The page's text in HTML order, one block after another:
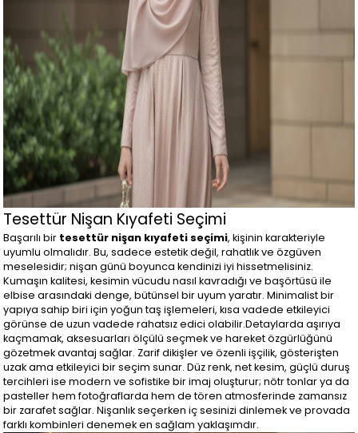
Tesettür Nişan Kıyafeti Seçimi
Başarılı bir tesettür nişan kıyafeti seçimi, kişinin karakteriyle
uyumlu olmalıdır. Bu, sadece estetik değil, rahatlık ve özgüven
meselesidir; nişan günü boyunca kendinizi iyi hissetmelisiniz.
Kumaşın kalitesi, kesimin vücudu nasıl kavradığı ve başörtüsü ile
elbise arasındaki denge, bütünsel bir uyum yaratır. Minimalist bir
yapıya sahip biri için yoğun taş işlemeleri, kısa vadede etkileyici
görünse de uzun vadede rahatsız edici olabilir.Detaylarda aşırıya
kaçmamak, aksesuarları ölçülü seçmek ve hareket özgürlüğünü
gözetmek avantaj sağlar. Zarif dikişler ve özenli işçilik, gösterişten
uzak ama etkileyici bir seçim sunar. Düz renk, net kesim, güçlü duruş
tercihleri ise modern ve sofistike bir imaj oluşturur; nötr tonlar ya da
pasteller hem fotoğraflarda hem de tören atmosferinde zamansız
bir zarafet sağlar. Nişanlık seçerken iç sesinizi dinlemek ve provada
farklı kombinleri denemek en sağlam yaklaşımdır.